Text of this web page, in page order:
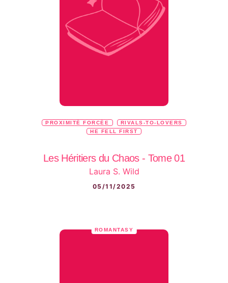
PROXIMITÉ FORCÉE
RIVALS-TO-LOVERS
HE FELL FIRST
Les Héritiers du Chaos - Tome 01
Laura S. Wild
05/11/2025
ROMANTASY